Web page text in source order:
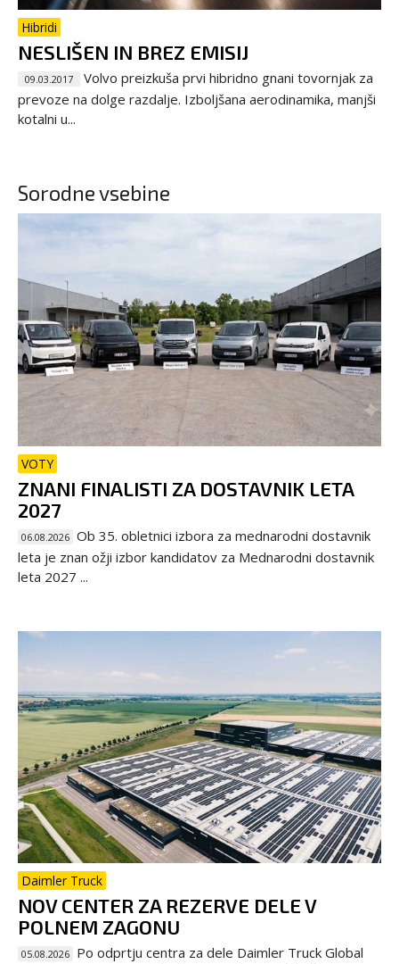
Hibridi
NESLIŠEN IN BREZ EMISIJ
09.03.2017
Volvo preizkuša prvi hibridno gnani tovornjak za
prevoze na dolge razdalje. Izboljšana aerodinamika, manjši
kotalni u...
Sorodne vsebine
VOTY
ZNANI FINALISTI ZA DOSTAVNIK LETA
2027
06.08.2026 Ob 35. obletnici izbora za mednarodni dostavnik
leta je znan ožji izbor kandidatov za Mednarodni dostavnik
leta 2027 ...
Daimler Truck
NOV CENTER ZA REZERVE DELE V
POLNEM ZAGONU
05.08.2026 Po odprtju centra za dele Daimler Truck Global